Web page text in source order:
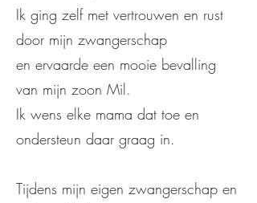
Ik ging zelf met vertrouwen en rust
door mijn zwangerschap
en ervaarde een mooie bevalling
van mijn zoon Mil.
Ik wens elke mama dat toe en
ondersteun daar graag in.
Tijdens mijn eigen zwangerschap en